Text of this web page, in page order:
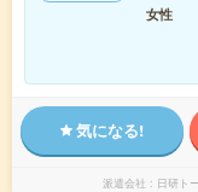
女性
気になる!
派遣会社 日研ト